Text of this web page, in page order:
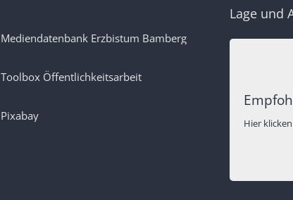
Mediendatenbank Erzbistum Bamberg
Toolbox Öffentlichkeitsarbeit
Pixabay
Lage und
Hier